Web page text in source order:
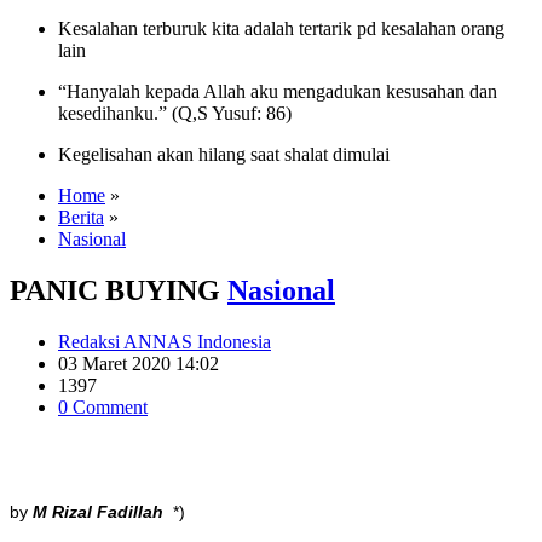
Kesalahan terburuk kita adalah tertarik pd kesalahan orang
lain
“Hanyalah kepada Allah aku mengadukan kesusahan dan
kesedihanku.” (Q,S Yusuf: 86)
Kegelisahan akan hilang saat shalat dimulai
Home »
Berita »
Nasional
PANIC BUYING Nasional
Redaksi ANNAS Indonesia
03 Maret 2020 14:02
1397
0 Comment
by M Rizal Fadillah *)